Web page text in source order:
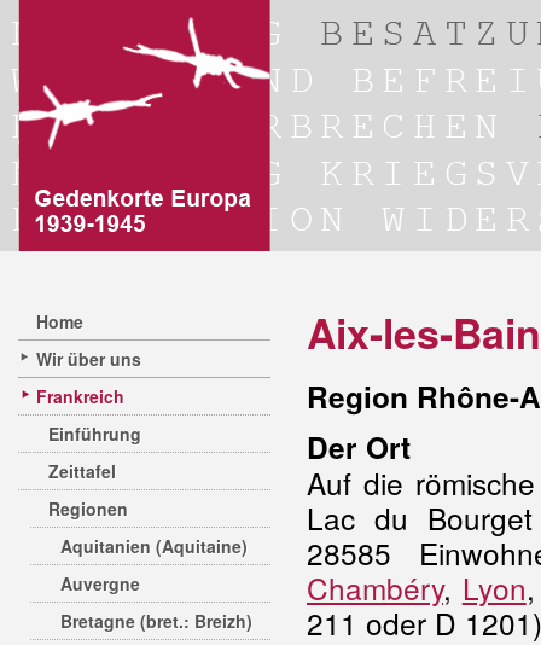
Home
Wir über uns
Frankreich
Einführung
Zeittafel
Regionen
Aquitanien (Aquitaine)
Auvergne
Bretagne (bret.: Breizh)
Aix-les-
Region Rhône-
Der Ort
Auf die
Lac du
28585
Chambéry, Lyon
211 oder D